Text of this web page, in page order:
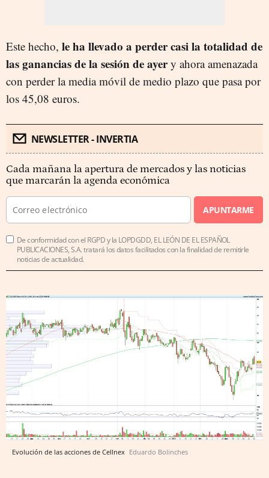
Este hecho, le ha llevado a perder casi la totalidad de
las ganancias de la sesión de ayery ahora amenazada
con perder la media móvil de medio plazo que pasa por
los 45,08 euros.
NEWSLETTER - INVERTIA
Cada mañana la apertura de mercados y las noticias
que marcarán la agenda económica
APUNTARME
De conformidad con el RGPD y la LOPDGDD, EL LEÓN DE EL ESPAÑOL
PUBLICACIONES, S.A. tratará los datos facilitados con la finalidad de remitirle
noticias de actualidad.
Evolución de las acciones de Cellnex Eduardo Bolinches